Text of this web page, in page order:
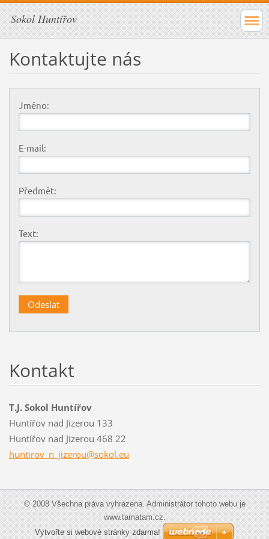
Sokol Huntířov
Kontaktujte nás
Jméno:
E-mail:
Předmět:
Text:
Kontakt
T.J. Sokol Huntířov
Huntířov nad Jizerou 133
Huntířov nad Jizerou 468 22
huntirov_n_jizerou@sokol.eu
© 2008 Všechna práva vyhrazena. Administrátor tohoto webu je
www.tamatam.cz.
Vytvořte si webové stránky zdarma!